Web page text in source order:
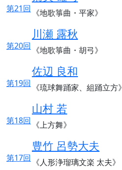
第21回 《地歌箏曲・平家》
第20回
川瀬 露秋
《地歌箏曲・胡弓》
第19回
佐辺 良和
《琉球舞踊家、組踊立方》
第18回
山村 若
《上方舞》
第17回
豊竹 呂勢大夫
《人形浄瑠璃文楽 太夫》